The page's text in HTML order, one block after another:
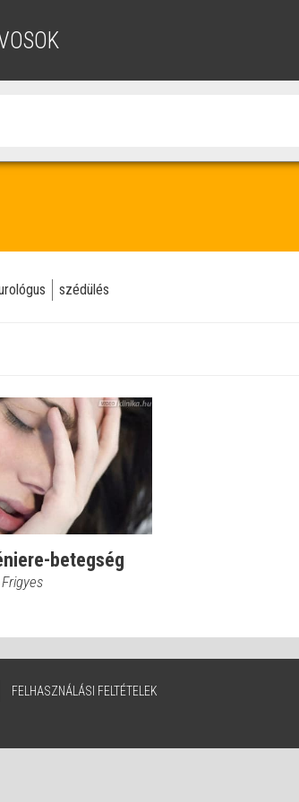
szédülés
betegség
FELHASZNÁLÁSI FELTÉTELEK